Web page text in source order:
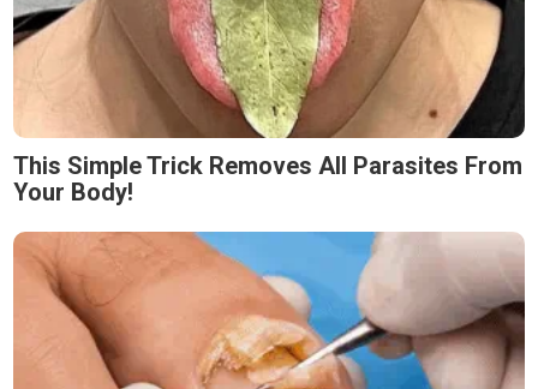
This Simple Trick Removes All Parasites From
Your Body!